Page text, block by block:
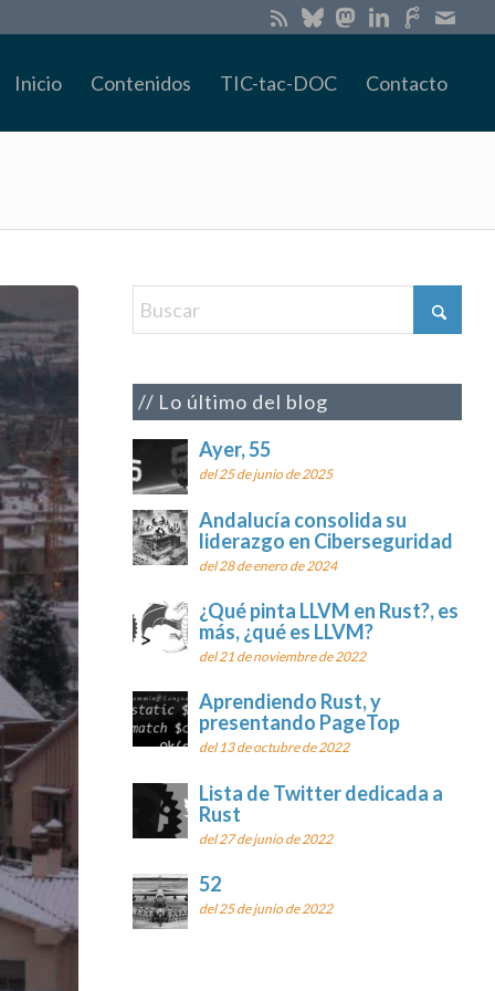
Inicio Contenidos TIC-tac-DOC Contacto
Lo último del blog
Ayer, 55
del 25 de junio de 2025
Andalucía consolida su
liderazgo en Ciberseguridad
del 28 de enero de 2024
¿Qué pinta LLVM en Rust?, es
más, ¿qué es LLVM?
del 21 de noviembre de 2022
Aprendiendo Rust, y
presentando PageTop
del 13 de octubre de 2022
Lista de Twitter dedicada a
Rust
del 27 de junio de 2022
52
del 25 de junio de 2022